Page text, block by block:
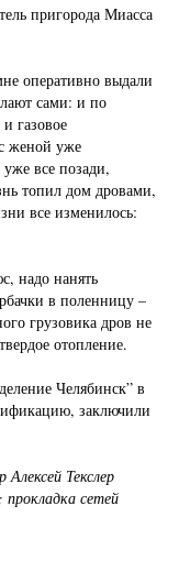
пригорода Миасса
оперативно выдали
сами: и по
газовое
женой уже
все позади,
топил дом дровами,
все изменилось:
надо нанять
в поленницу –
грузовика дров не
отопление.
Челябинск” в
заключили
Алексей Текслер
сетей